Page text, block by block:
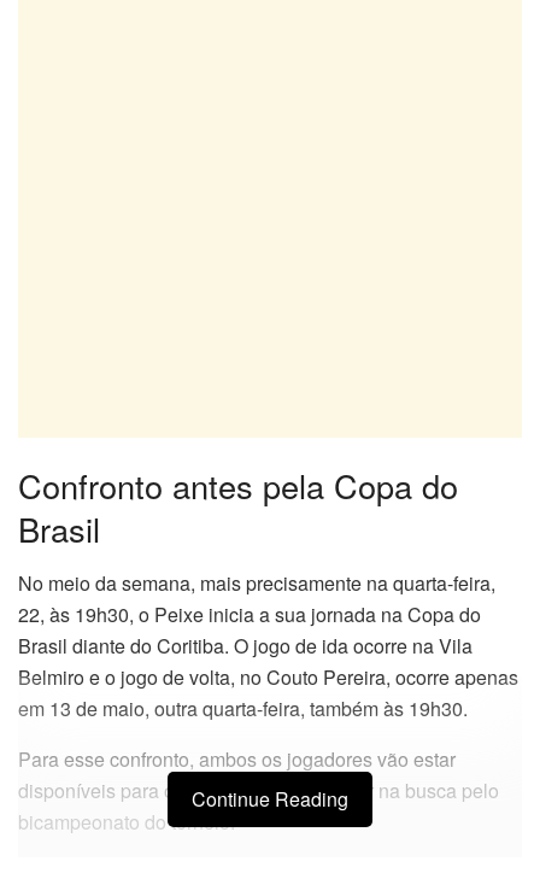
Confronto antes pela Copa do
Brasil
No meio da semana, mais precisamente na quarta-feira,
22, às 19h30, o Peixe inicia a sua jornada na Copa do
Brasil diante do Coritiba. O jogo de ida ocorre na Vila
Belmiro e o jogo de volta, no Couto Pereira, ocorre apenas
em 13 de maio, outra quarta-feira, também às 19h30.
Para esse confronto, ambos os jogadores vão estar
disponíveis para o treinador Cuca escalar na busca pelo
bicampeonato do torneio.
Continue Reading